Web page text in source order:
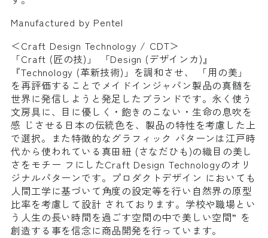
Manufactured by Pentel
＜Craft Design Technology / CDT＞
「Craft (匠の技)」 「Design (デザインカ)』
『Technology (革新技術)」を調和させ、 「用の美」
を再評価することでメイドインジャパン製品の真髄を
世界に発信しようと発足したブランドです。永く使う
文房具に、目に優しく・飽きのこない・生命の息吹を
感 じさせる日本の伝統色を、製品の特性を考慮した上
で選択。また特徴的なグラフィック パターンは江戸時
代から使われている真田紐 (さなだひも)の織目の美し
さをモチー フにしたCraft Design Technologyのオリ
ジナルパターンです。プロダクトデザイン においても
人間工学に基づいて角度の設定等を行い自然界の原型
比率を考慮して設計 されております。学校や職場とい
う人生の長い時間を過ごす空間の中で美しい空間” を
創造する事を信念に商品開発を行っています。